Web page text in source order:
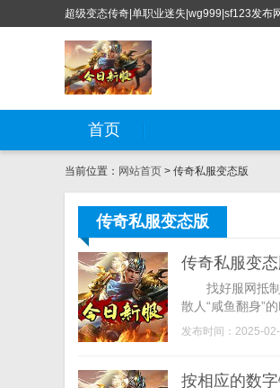
超级变态传奇|单职业迷失|wg999|sf123发布
首页
当前位置： 网站首页 > 传奇私服变态版
传奇私服变态版
传奇私服变
找好服网抵制
散人“咸鱼翻身”
发布时间：2025-
按相应的数